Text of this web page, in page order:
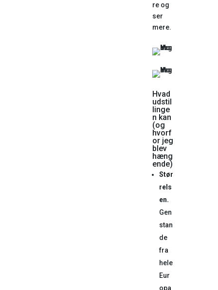
re og
ser
mere.
Hvad
udstil
linge
n kan
(og
hvorf
or jeg
blev
hæng
ende)
Stør
rels
en.
Gen
stan
de
fra
hele
Eur
opa